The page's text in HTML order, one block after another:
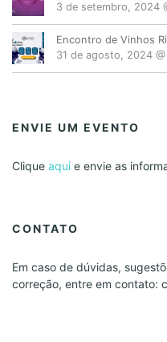
3 de setembro, 2024
Encontro de Vinhos
31 de agosto, 2024
ENVIE UM EVENTO
Clique aqui e envie as
CONTATO
Em caso de dúvidas,
correção, entre em contato: